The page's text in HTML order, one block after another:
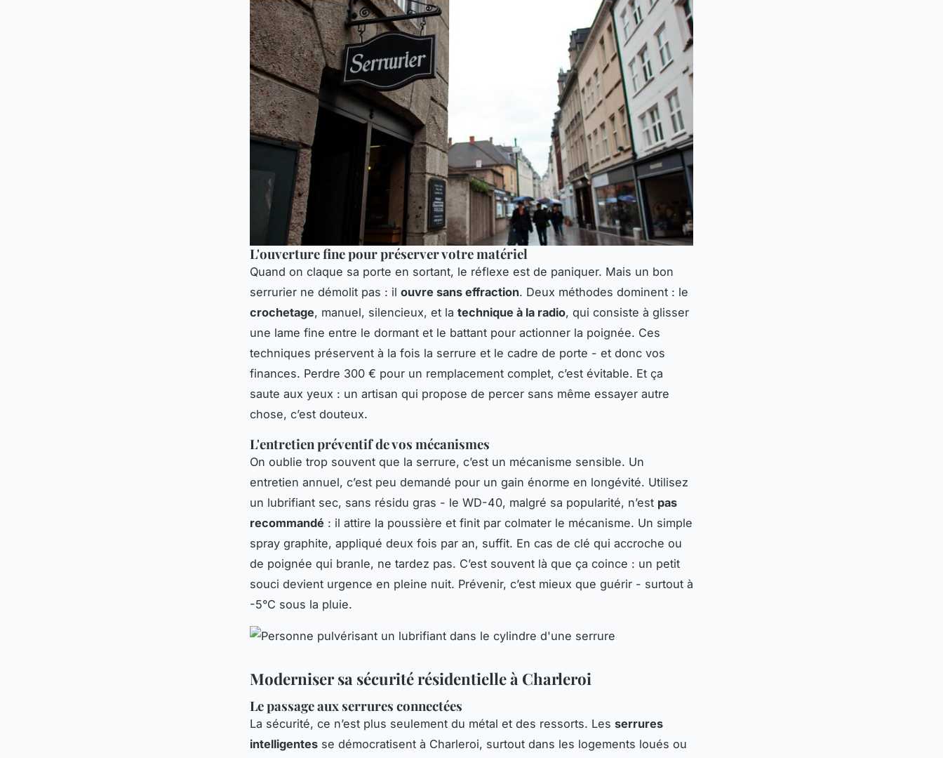
L'ouverture fine pour préserver votre matériel
Quand on claque sa porte en sortant, le réflexe est de paniquer. Mais un bon
serrurier ne démolit pas : il ouvre sans effraction. Deux méthodes dominent : le
crochetage, manuel, silencieux, et la technique à la radio, qui consiste à glisser
une lame fine entre le dormant et le battant pour actionner la poignée. Ces
techniques préservent à la fois la serrure et le cadre de porte - et donc vos
finances. Perdre 300 € pour un remplacement complet, c’est évitable. Et ça
saute aux yeux : un artisan qui propose de percer sans même essayer autre
chose, c’est douteux.
L'entretien préventif de vos mécanismes
On oublie trop souvent que la serrure, c’est un mécanisme sensible. Un
entretien annuel, c’est peu demandé pour un gain énorme en longévité. Utilisez
un lubrifiant sec, sans résidu gras - le WD-40, malgré sa popularité, n’est pas
recommandé : il attire la poussière et finit par colmater le mécanisme. Un simple
spray graphite, appliqué deux fois par an, suffit. En cas de clé qui accroche ou
de poignée qui branle, ne tardez pas. C’est souvent là que ça coince : un petit
souci devient urgence en pleine nuit. Prévenir, c’est mieux que guérir - surtout à
-5°C sous la pluie.
Moderniser sa sécurité résidentielle à Charleroi
Le passage aux serrures connectées
La sécurité, ce n’est plus seulement du métal et des ressorts. Les serrures
intelligentes se démocratisent à Charleroi, surtout dans les logements loués ou